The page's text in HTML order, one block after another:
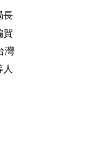
長
賀
灣
人